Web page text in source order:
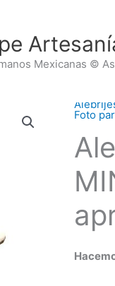
Mexicanas ©
Foto